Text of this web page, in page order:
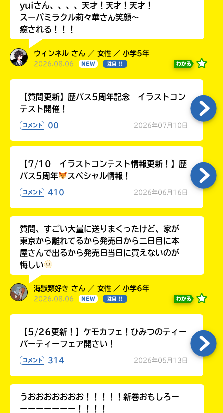
yuiさん、、、、天才！天才！天才！
スーパミラクル莉々華さん笑顔〜
癒される！！！
ウィンネル さん ／ 女性 ／ 小学5年
2026.08.06 NEW 注目 !! わかる
【質問更新】歴バス5周年記念 イラストコン
テスト開催！
コメント 00 2026年07月10日
【7/10 イラストコンテスト情報更新！】歴
バス5周年
スペシャル情報！
コメント 410 2026年06月16日
質問、すごい大量に送りまくったけど、家が
東京から離れてるから発売日から二日目に本
屋さんで出るから発売日当日に買えないのが
悔しい
海獣類好き さん ／ 女性 ／ 小学6年
2026.08.06 NEW 注目 !! わかる
【5/26更新！】ケモカフェ！ひみつのティー
パーティーフェア開さい！
コメント 314 2026年05月13日
うおおおおおおお！！！！！新巻おもしろー
ーーーーーーー！！！！
い
一
度
認
し
て
ね